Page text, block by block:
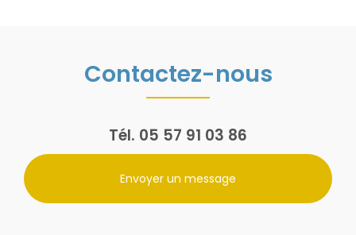
Contactez-nous
Tél. 05 57 91 03 86
Envoyer un message